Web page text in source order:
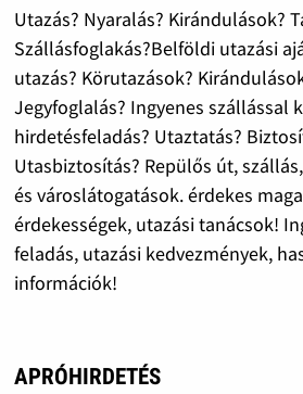
Utazás? Nyaralás? Kirándulások?
Szállásfoglakás?Belföldi utazási
utazás? Körutazások?
Jegyfoglalás? Ingyenes szállással
hirdetésfeladás? Utaztatás?
Utasbiztosítás? Repülős út,
és városlátogatások. érdekes
érdekességek, utazási tanácsok!
feladás, utazási kedvezmények,
információk!
APRÓHIRDETÉS